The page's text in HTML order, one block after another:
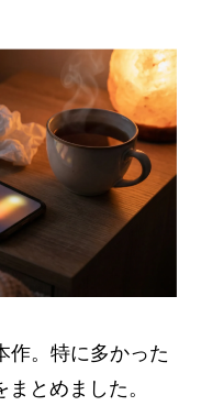
作。特に多かった
とめました。